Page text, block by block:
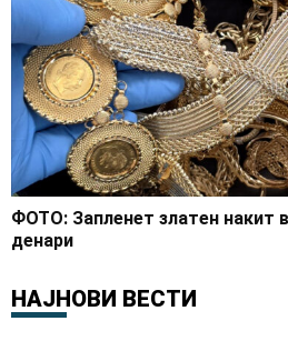
ФОТО: Запленет златен накит
денари
НАЈНОВИ ВЕСТИ